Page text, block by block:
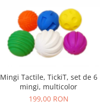
Mingi Tactile, TickiT, set de 6
mingi, multicolor
199,00 RON